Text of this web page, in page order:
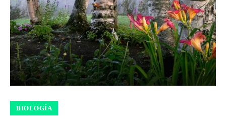
BIOLOGÍA